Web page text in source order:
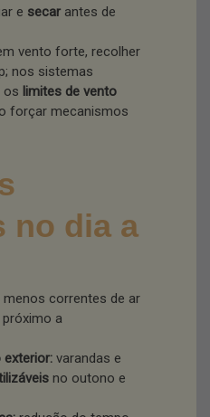
e secar antes de
vento forte, recolher
nos sistemas
os limites de vento
forçar mecanismos
no dia a
menos correntes de ar
a
exterior: varandas e
no outono e